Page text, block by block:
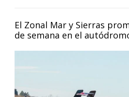
El Zonal Mar y Sierras
de semana en el